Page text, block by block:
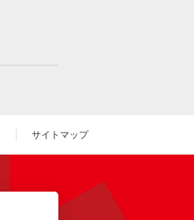
サイトマップ